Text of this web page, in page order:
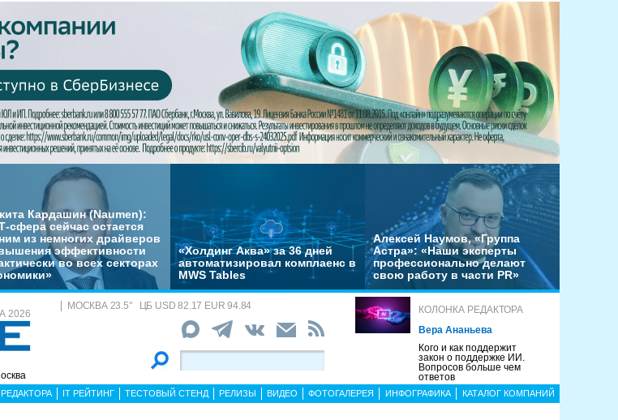
Кардашин (Naumen):
сфера сейчас остается
из немногих драйверов
эффективности
во всех секторах
«Холдинг Аква» за 36 дней
автоматизировал комплаенс в
MWS Tables
Алексей Наумов, «Группа
Астра»: «Наши эксперты
профессионально делают
свою работу в части PR»
2026
МОСКВА 23.5° ЦБ USD 82.17 EUR 94.84
КОЛОНКА РЕДАКТОРА
Вера Ананьева
Кого и как поддержит
закон о поддержке ИИ.
Вопросов больше чем
ответов
IT РЕЙТИНГ ТЕСТОВЫЙ СТЕНД РЕЛИЗЫ ВИДЕО ФОТОГАЛЕРЕЯ ИНФОГРАФИКА КАТАЛОГ КОМПАНИЙ